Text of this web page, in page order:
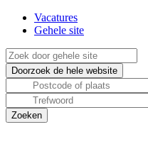
Vacatures
Gehele site